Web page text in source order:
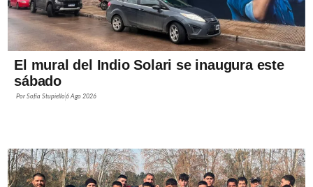
El mural del Indio Solari se inaugura este
sábado
PorSofía Stupiello6 Ago 2026